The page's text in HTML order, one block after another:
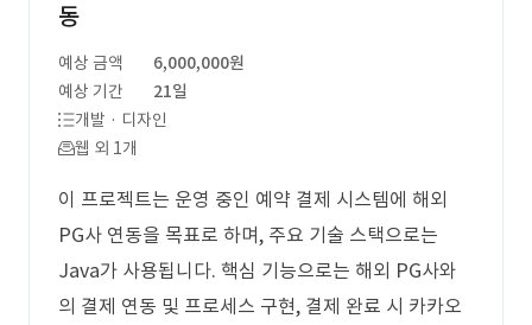
동
예상 금액
6,000,000원
예상 기간
21일
개발 · 디자인
웹 외 1개
이 프로젝트는 운영 중인 예약 결제 시스템에 해외
PG사 연동을 목표로 하며, 주요 기술 스택으로는
Java가 사용됩니다. 핵심 기능으로는 해외 PG사와
의 결제 연동 및 프로세스 구현, 결제 완료 시 카카오